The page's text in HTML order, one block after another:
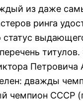
из даже
ринга
титулов.
Петровича
дважды
чемпион СССР